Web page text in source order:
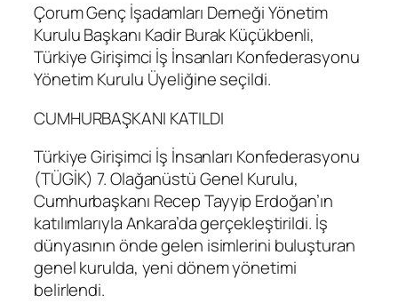
Çorum Genç İşadamları Derneği Yönetim
Kurulu Başkanı Kadir Burak Küçükbenli,
Türkiye Girişimci İş İnsanları Konfederasyonu
Yönetim Kurulu Üyeliğine seçildi.
CUMHURBAŞKANI KATILDI
Türkiye Girişimci İş İnsanları Konfederasyonu
(TÜGİK) 7. Olağanüstü Genel Kurulu,
Cumhurbaşkanı Recep Tayyip Erdoğan’ın
katılımlarıyla Ankara’da gerçekleştirildi. İş
dünyasının önde gelen isimlerini buluşturan
genel kurulda, yeni dönem yönetimi
belirlendi.